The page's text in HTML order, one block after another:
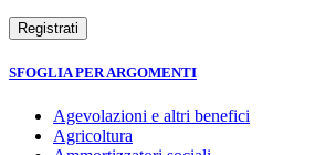
SFOGLIA PER ARGOMENTI
Agevolazioni e altri benefici
Agricoltura